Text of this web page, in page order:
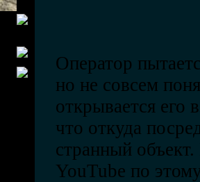
Оператор
но не совсем
открывается его
что откуда
странный
YouTube по